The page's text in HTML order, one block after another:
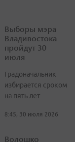
Выборы мэра
Владивостока
пройдут 30
июля
Градоначальник
избирается сроком
на пять лет
8:45, 30 июля 2026
Волошко